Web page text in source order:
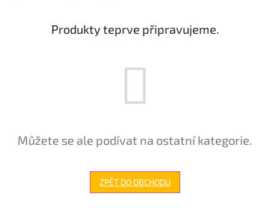
Produkty teprve připravujeme.
Můžete se ale podívat na ostatní kategorie.
ZPĚT DO OBCHODU